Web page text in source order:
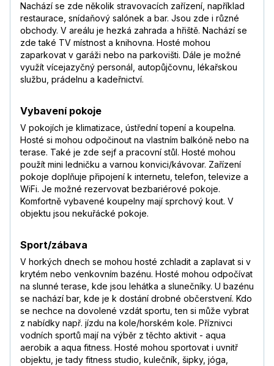
Nachází se zde několik stravovacích zařízení, například
restaurace, snídaňový salónek a bar. Jsou zde i různé
obchody. V areálu je hezká zahrada a hřiště. Nachází se
zde také TV místnost a knihovna. Hosté mohou
zaparkovat v garáži nebo na parkovišti. Dále je možné
využít vícejazyčný personál, autopůjčovnu, lékařskou
službu, prádelnu a kadeřnictví.
Vybavení pokoje
V pokojích je klimatizace, ústřední topení a koupelna.
Hosté si mohou odpočinout na vlastním balkóně nebo na
terase. Také je zde sejf a pracovní stůl. Hosté mohou
použít mini ledničku a varnou konvici/kávovar. Zařízení
pokoje doplňuje připojení k internetu, telefon, televize a
WiFi. Je možné rezervovat bezbariérové pokoje.
Komfortně vybavené koupelny mají sprchový kout. V
objektu jsou nekuřácké pokoje.
Sport/zábava
V horkých dnech se mohou hosté zchladit a zaplavat si v
krytém nebo venkovním bazénu. Hosté mohou odpočívat
na slunné terase, kde jsou lehátka a slunečníky. U bazénu
se nachází bar, kde je k dostání drobné občerstvení. Kdo
se nechce na dovolené vzdát sportu, ten si může vybrat
z nabídky např. jízdu na kole/horském kole. Příznivci
vodních sportů mají na výběr z těchto aktivit - aqua
aerobik a aqua fitness. Hosté mohou sportovat i uvnitř
objektu, je tady fitness studio, kulečník, šipky, jóga,